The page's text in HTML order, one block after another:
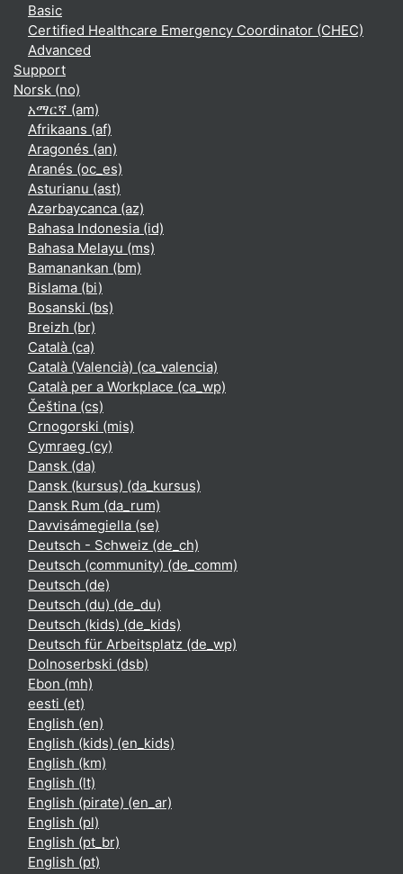
Basic
Certified Healthcare Emergency Coordinator (CHEC)
Advanced
Support
Norsk ‎(no)‎
አማርኛ ‎(am)‎
Afrikaans ‎(af)‎
Aragonés ‎(an)‎
Aranés ‎(oc_es)‎
Asturianu ‎(ast)‎
Azərbaycanca ‎(az)‎
Bahasa Indonesia ‎(id)‎
Bahasa Melayu ‎(ms)‎
Bamanankan ‎(bm)‎
Bislama ‎(bi)‎
Bosanski ‎(bs)‎
Breizh ‎(br)‎
Català ‎(ca)‎
Català (Valencià) ‎(ca_valencia)‎
Català per a Workplace ‎(ca_wp)‎
Čeština ‎(cs)‎
Crnogorski ‎(mis)‎
Cymraeg ‎(cy)‎
Dansk ‎(da)‎
Dansk (kursus) ‎(da_kursus)‎
Dansk Rum ‎(da_rum)‎
Davvisámegiella ‎(se)‎
Deutsch - Schweiz ‎(de_ch)‎
Deutsch (community) ‎(de_comm)‎
Deutsch ‎(de)‎
Deutsch (du) ‎(de_du)‎
Deutsch (kids) ‎(de_kids)‎
Deutsch für Arbeitsplatz ‎(de_wp)‎
Dolnoserbski ‎(dsb)‎
Ebon ‎(mh)‎
eesti ‎(et)‎
English ‎(en)‎
English (kids) ‎(en_kids)‎
English ‎(km)‎
English ‎(lt)‎
English (pirate) ‎(en_ar)‎
English ‎(pl)‎
English ‎(pt_br)‎
English ‎(pt)‎